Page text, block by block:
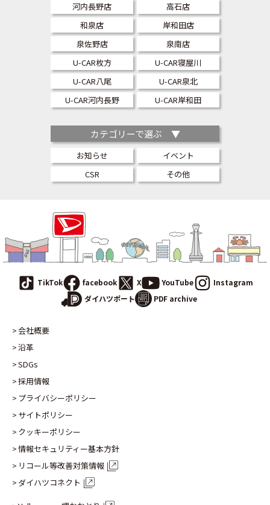
河内長野店
高石店
和泉店
岸和田店
泉佐野店
泉南店
U-CAR枚方
U-CAR寝屋川
U-CAR八尾
U-CAR泉北
U-CAR河内長野
U-CAR岸和田
カテゴリーで選ぶ ▼
お知らせ
イベント
CSR
その他
TikTok facebook X YouTube
Instagram
ダイハツポート
PDF archive
会社概要
沿革
SDGs
採用情報
プライバシーポリシー
サイトポリシー
クッキーポリシー
情報セキュリティー基本方針
リコール等改善対策情報
ダイハツコネクト